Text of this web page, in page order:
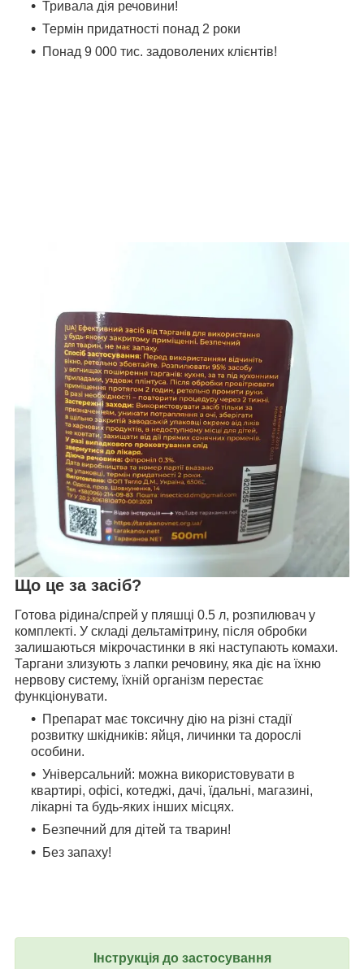
Тривала дія речовини!
Термін придатності понад 2 роки
Понад 9 000 тис. задоволених клієнтів!
Що це за засіб?
Готова рідина/спрей у пляшці 0.5 л, розпилювач у
комплекті. У складі дельтамітрину, після обробки
залишаються мікрочастинки в які наступають комахи.
Таргани злизують з лапки речовину, яка діє на їхню
нервову систему, їхній організм перестає
функціонувати.
Препарат має токсичну дію на різні стадії
розвитку шкідників: яйця, личинки та дорослі
особини.
Універсальний: можна використовувати в
квартирі, офісі, котеджі, дачі, їдальні, магазині,
лікарні та будь-яких інших місцях.
Безпечний для дітей та тварин!
Без запаху!
Інструкція до застосування